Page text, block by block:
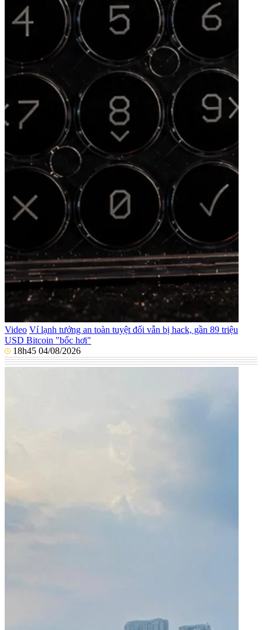
Video Ví lạnh tưởng an toàn tuyệt đối vẫn bị hack, gần 89 triệu
USD Bitcoin "bốc hơi"
18h45 04/08/2026